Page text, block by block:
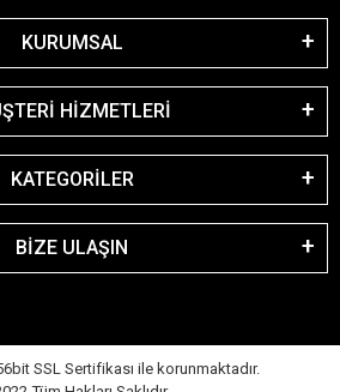
KURUMSAL
HİZMETLERİ
KATEGORİLER
BİZE ULAŞIN
SSL Sertifikası ile korunmaktadır.